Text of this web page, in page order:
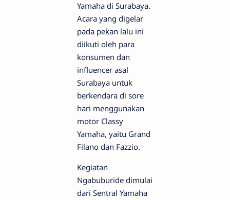
Yamaha di Surabaya.
Acara yang digelar
pada pekan lalu ini
diikuti oleh para
konsumen dan
influencer asal
Surabaya untuk
berkendara di sore
hari menggunakan
motor Classy
Yamaha, yaitu Grand
Filano dan Fazzio.
Kegiatan
Ngabuburide dimulai
dari Sentral Yamaha